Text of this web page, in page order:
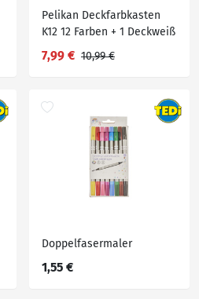
Pelikan Deckfarbkasten
K12 12 Farben + 1 Deckweiß
7,99 € 10,99 €
Doppelfasermaler
1,55 €